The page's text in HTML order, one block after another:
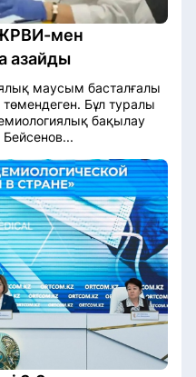
ЖРВИ-мен
азайды
маусым басталғалы
Бұл туралы
бақылау
Бейсенов...